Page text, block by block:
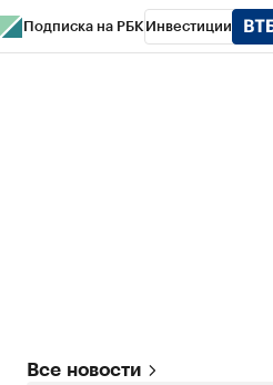
Подписка на РБК Инвестиции
Все новости